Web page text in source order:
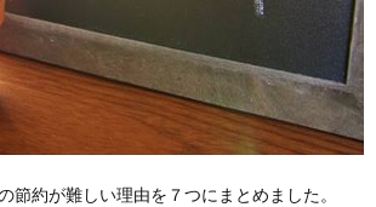
節約が難しい理由を７つにまとめました。